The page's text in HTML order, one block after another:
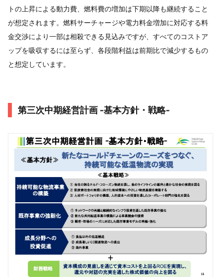
トの上昇による動力費、燃料費の増加は下期以降も継続すること
が想定されます。燃料サーチャージや電力料金増加に対応する料
金交渉により一部は相殺できる見込みですが、すべてのコストア
ップを吸収するには至らず、各段階利益は前期比で減少するもの
と想定しています。
第三次中期経営計画 -基本方針・戦略-